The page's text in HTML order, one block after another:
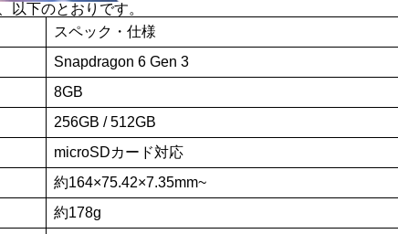
以下のとおりです。
スペック・仕様
Snapdragon 6 Gen 3
8GB
256GB / 512GB
microSDカード対応
約164×75.42×7.35mm~
約178g